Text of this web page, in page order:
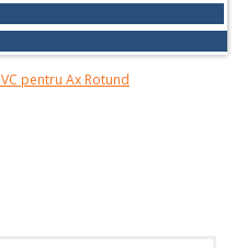
pentru Ax Rotund